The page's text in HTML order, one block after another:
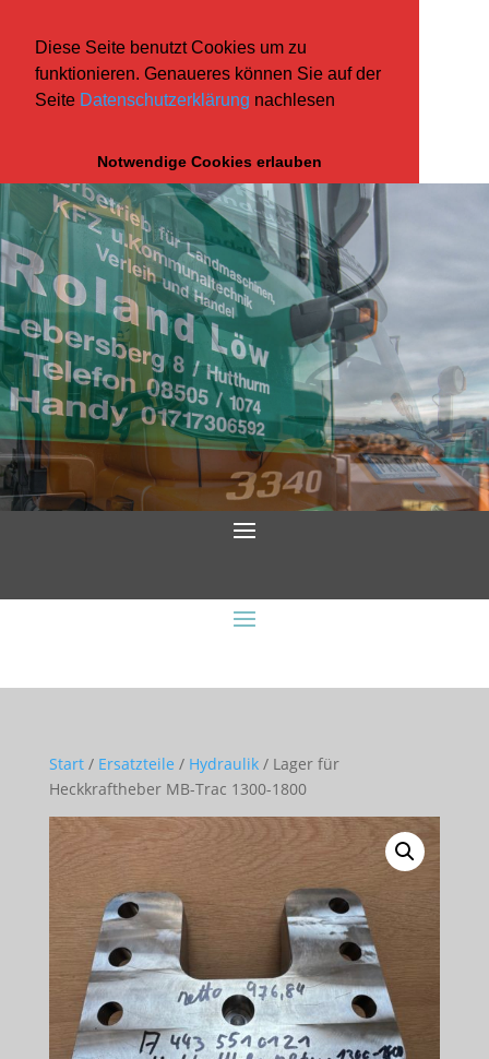
Diese Seite benutzt Cookies um zu
funktionieren. Genaueres können Sie auf der
Seite Datenschutzerklärung nachlesen
Notwendige Cookies erlauben
Start/ Ersatzteile / Hydraulik/ Lager für
Heckkraftheber MB-Trac 1300-1800